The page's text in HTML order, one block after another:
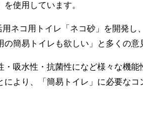
使用しています。
ネコ用トイレ「ネコ砂」を開発し
簡易トイレも欲しい」と多くの意
吸水性・抗菌性になど様々な機
より、「簡易トイレ」に必要なコ